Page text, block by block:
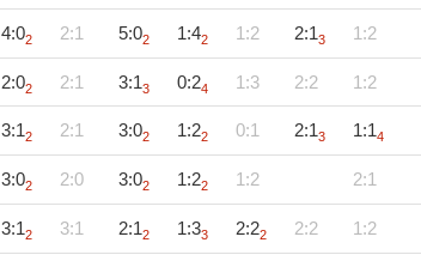
4:02 2:1 5:02 1:42 1:2 2:13 1:2
2:02 2:1 3:13 0:24 1:3 2:2 1:2
3:12 2:1 3:02 1:22 0:1 2:13 1:14
3:02 2:0 3:02 1:22 1:2 2:1
3:12 3:1 2:12 1:33 2:22 2:2 1:2